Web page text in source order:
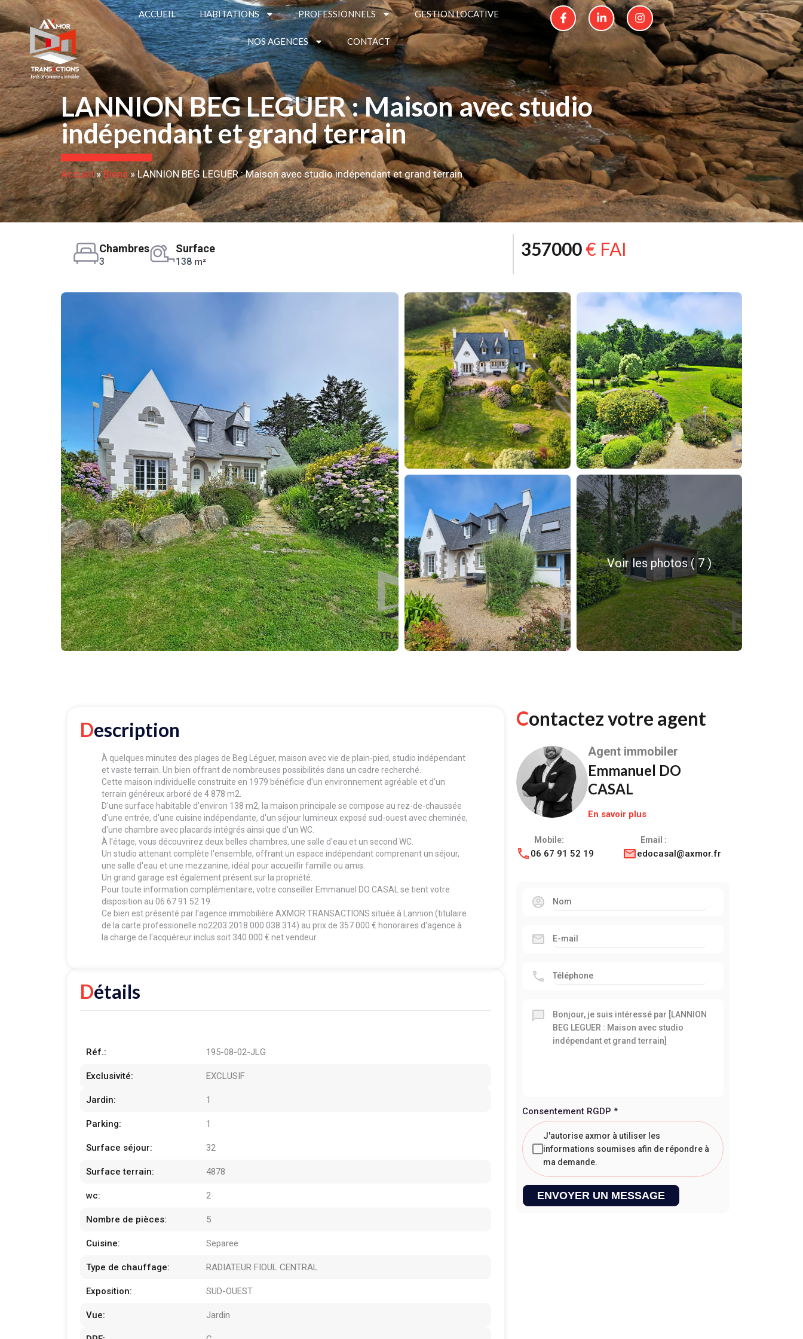
ACCUEIL HABITATIONS PROFESSIONNELS GESTION LOCATIVE
NOS AGENCES CONTACT
LANNION BEG LEGUER : Maison avec studio
indépendant et grand terrain
Accueil»Biens»LANNION BEG LEGUER : Maison avec studio indépendant et grand terrain
Chambres
3
Surface
138 m²
357000€ FAI
Voir les photos ( 7 )
Description
À quelques minutes des plages de Beg Léguer, maison avec vie de plain-pied, studio indépendant
et vaste terrain. Un bien offrant de nombreuses possibilités dans un cadre recherché.
Cette maison individuelle construite en 1979 bénéficie d'un environnement agréable et d'un
terrain généreux arboré de 4 878 m2.
D'une surface habitable d'environ 138 m2, la maison principale se compose au rez-de-chaussée
d'une entrée, d'une cuisine indépendante, d'un séjour lumineux exposé sud-ouest avec cheminée,
d'une chambre avec placards intégrés ainsi que d'un WC.
À l'étage, vous découvrirez deux belles chambres, une salle d'eau et un second WC.
Un studio attenant complète l'ensemble, offrant un espace indépendant comprenant un séjour,
une salle d'eau et une mezzanine, idéal pour accueillir famille ou amis.
Un grand garage est également présent sur la propriété.
Pour toute information complémentaire, votre conseiller Emmanuel DO CASAL se tient votre
disposition au 06 67 91 52 19.
Ce bien est présenté par l'agence immobilière AXMOR TRANSACTIONS située à Lannion (titulaire
de la carte professionelle no2203 2018 000 038 314) au prix de 357 000 € honoraires d'agence à
la charge de l'acquéreur inclus soit 340 000 € net vendeur.
Détails
Réf.: 195-08-02-JLG
Exclusivité: EXCLUSIF
Jardin: 1
Parking: 1
Surface séjour: 32
Surface terrain: 4878
wc: 2
Nombre de pièces: 5
Cuisine: Separee
Type de chauffage: RADIATEUR FIOUL CENTRAL
Exposition: SUD-OUEST
Vue: Jardin
Contactez votre agent
Agent immobiler
Emmanuel DO
CASAL
En savoir plus
Mobile:
06 67 91 52 19
Email :
edocasal@axmor.fr
Consentement RGDP*
J'autorise axmor à utiliser les
informations soumises afin de répondre à
ma demande.
ENVOYER UN MESSAGE